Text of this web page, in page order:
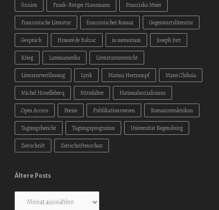
fixxion Frank-Rutger Hausmann Franziska Meier
Französische Literatur französischer Roman Gegenwartsliteratur
Gespräch Honoré de Balzac in memoriam Joseph Jurt
Krieg Lateinamerika Literaturunterricht
Literaturverfilmung Lyrik Marina Hertrampf Matei Chihaia
Michel Houellebecq Mittelalter Nationalsozialismus
Open Access Poesie Publikationswesen Romanistenlexikon
Tagungsbericht Tagungsprogramm Universität Regensburg
Zeitschrift Zeitschriftenschau
Ältere Posts
Posts